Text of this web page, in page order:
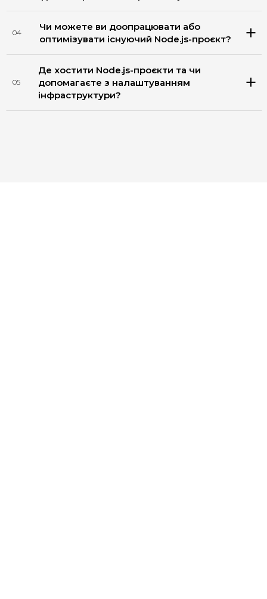
04
Чи можете ви доопрацювати або
оптимізувати існуючий Node.js-проєкт?
05
Де хостити Node.js-проєкти та чи
допомагаєте з налаштуванням
інфраструктури?